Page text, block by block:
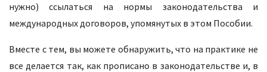
нужно) ссылаться на нормы законодательства и
международных договоров, упомянутых в этом Пособии.
Вместе с тем, вы можете обнаружить, что на практике не
все делается так, как прописано в законодательстве и, в